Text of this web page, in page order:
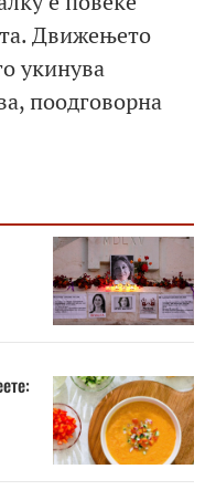
Движењето
укинува
поодговорна